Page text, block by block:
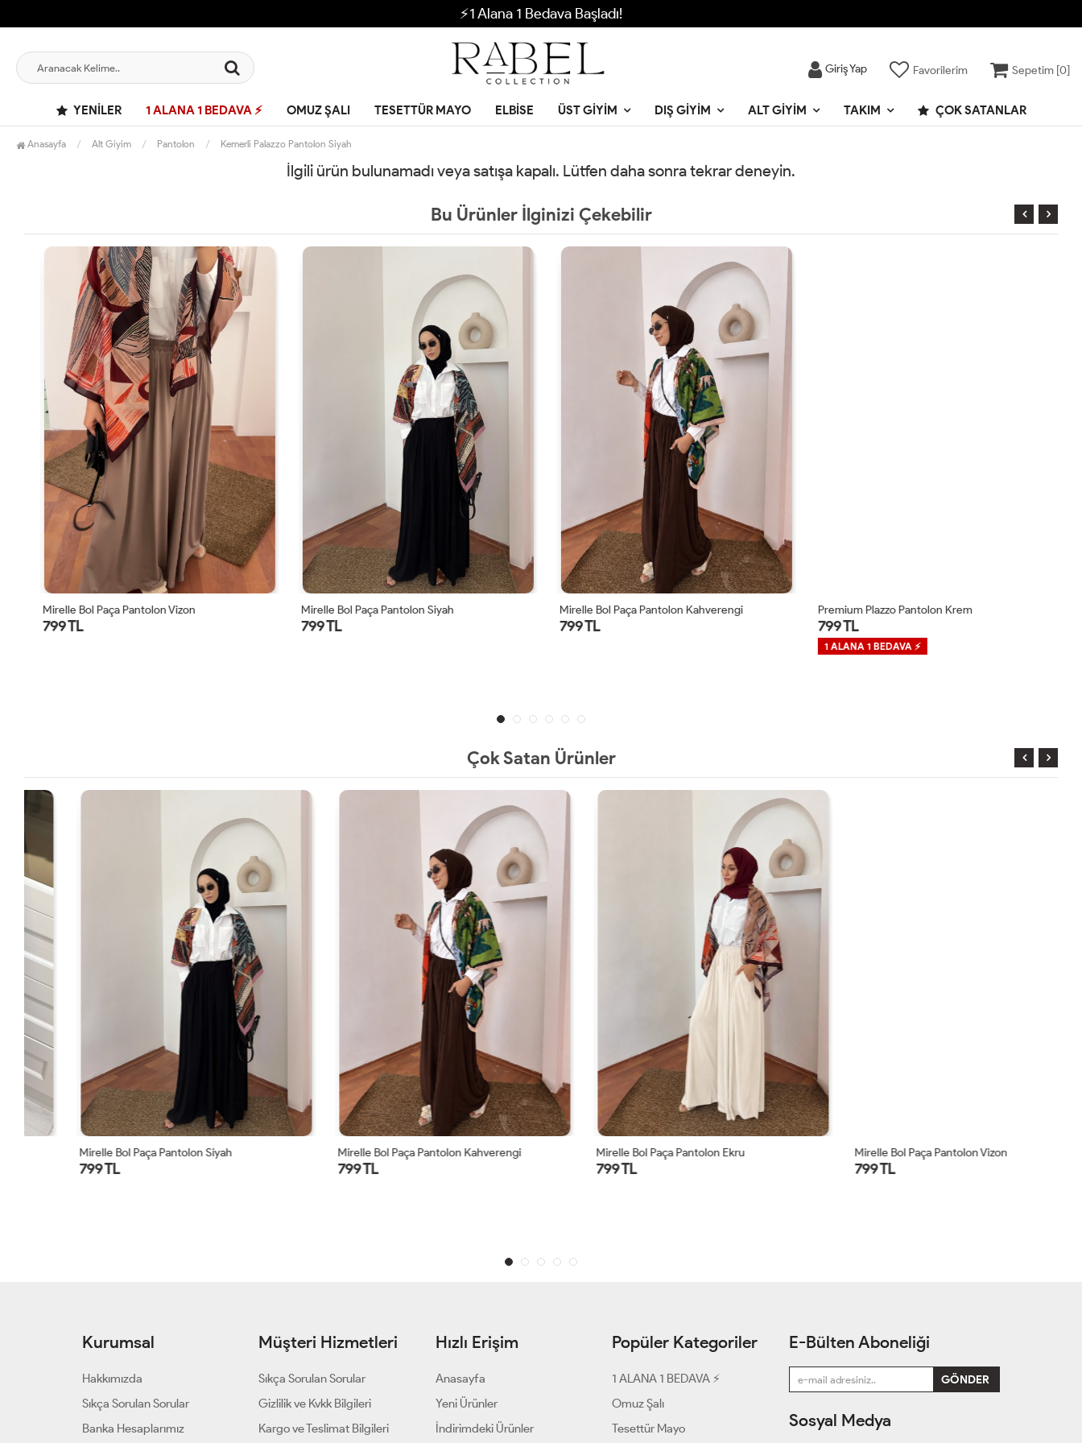
⚡1 Alana 1 Bedava Başladı!
Giriş Yap Favorilerim Sepetim [0]
YENILER 1 ALANA 1 BEDAVA ⚡ OMUZ ŞALI TESETTÜR MAYO ELBISE ÜST GIYIM DIŞ GIYIM ALT GIYIM TAKIM ÇOK SATANLAR
Anasayfa Alt Giyim Pantolon Kemerli Palazzo Pantolon Siyah
İlgili ürün bulunamadı veya satışa kapalı. Lütfen daha sonra tekrar deneyin.
Bu Ürünler İlginizi Çekebilir
Mirelle Bol Paça Pantolon Vizon
799 TL
Mirelle Bol Paça Pantolon Siyah
799 TL
Mirelle Bol Paça Pantolon Kahverengi
799 TL
Premium Plazzo Pantolon Krem
799 TL
1 ALANA 1 BEDAVA ⚡
Çok Satan Ürünler
Mirelle Bol Paça Pantolon Siyah Mirelle Bol Paça Pantolon Kahverengi Mirelle Bol Paça Pantolon Ekru Mirelle Bol Paça Pantolon Vizon
Kurumsal
Hakkımızda
Sıkça Sorulan Sorular
Banka Hesaplarımız
Müşteri Hizmetleri
Sıkça Sorulan Sorular
Gizlilik ve Kvkk Bilgileri
Kargo ve Teslimat Bilgileri
Hızlı Erişim
Anasayfa
Yeni Ürünler
İndirimdeki Ürünler
Popüler Kategoriler
1 ALANA 1 BEDAVA ⚡
Omuz Şalı
Tesettür Mayo
E-Bülten Aboneliği
Sosyal Medya